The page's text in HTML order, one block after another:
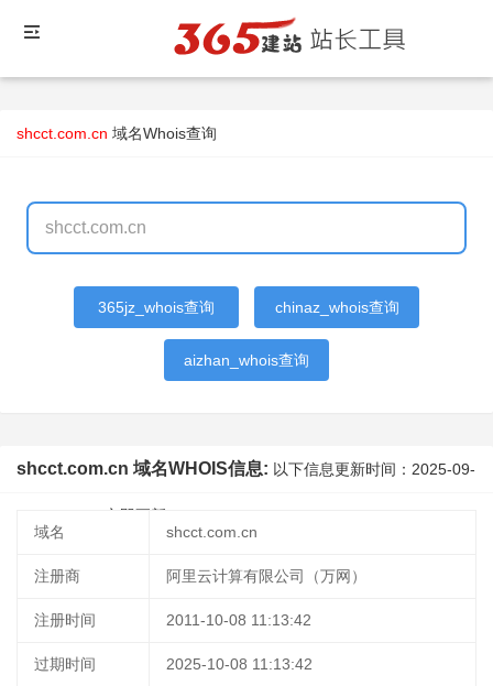
shcct.com.cn 域名Whois查询
365jz_whois查询 chinaz_whois查询
aizhan_whois查询
shcct.com.cn 域名WHOIS信息: 以下信息更新时间： 2025-09-
立即更新
域名
shcct.com.cn
注册商 阿里云计算有限公司（万网）
注册时间 2011-10-08 11:13:42
过期时间 2025-10-08 11:13:42